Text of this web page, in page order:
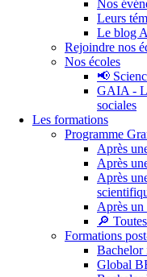
Nos
Leurs
Le blog
Rejoindre nos
Nos écoles
📢
GAIA -
sociales
Les formations
Programme
Après
Après
Après
Après
🔎
Formations
Bachelor
Global